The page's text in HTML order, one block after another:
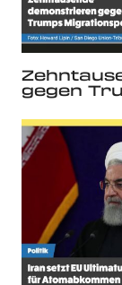
gegen